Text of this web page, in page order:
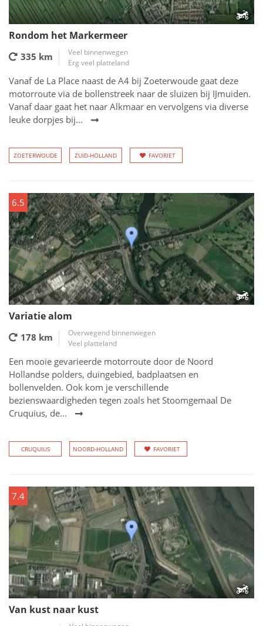
Rondom het Markermeer
335 km
Veel binnenwegen
Erg veel platteland
Vanaf de La Place naast de A4 bij Zoeterwoude gaat deze
motorroute via de bollenstreek naar de sluizen bij IJmuiden.
Vanaf daar gaat het naar Alkmaar en vervolgens via diverse
leuke dorpjes bij...
ZOETERWOUDE ZUID-HOLLAND FAVORIET
6.5
Variatie alom
178 km
Overwegend binnenwegen
Veel platteland
Een mooie gevarieerde motorroute door de Noord
Hollandse polders, duingebied, badplaatsen en
bollenvelden. Ook kom je verschillende
bezienswaardigheden tegen zoals het Stoomgemaal De
Cruquius, de...
CRUQUIUS NOORD-HOLLAND FAVORIET
7.4
Van kust naar kust